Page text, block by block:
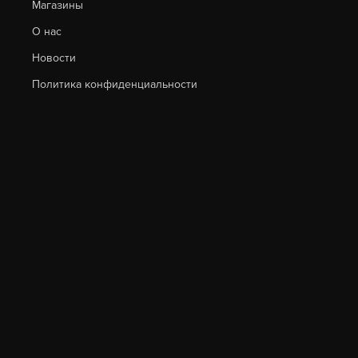
Магазины
О нас
Новости
Политика конфиденциальности